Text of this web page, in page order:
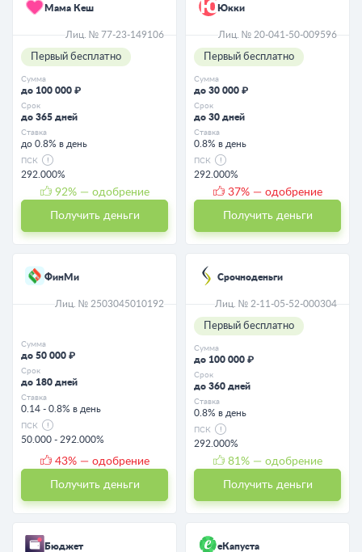
Мама Кеш
Лиц. № 77-23-149106
Первый бесплатно
Сумма
до 100 000 ₽
Срок
до 365 дней
Ставка
до 0.8% в день
ПСК
292.000%
92% — одобрение
Получить деньги
Юкки
Лиц. № 20-041-50-009596
Первый бесплатно
Сумма
до 30 000 ₽
Срок
до 30 дней
Ставка
0.8% в день
ПСК
292.000%
37% — одобрение
Получить деньги
ФинМи
Лиц. № 2503045010192
Сумма
до 50 000 ₽
Срок
до 180 дней
Ставка
0.14 - 0.8% в день
ПСК
50.000 - 292.000%
43% — одобрение
Получить деньги
Срочноденьги
Лиц. № 2-11-05-52-000304
Первый бесплатно
Сумма
до 100 000 ₽
Срок
до 360 дней
Ставка
0.8% в день
ПСК
292.000%
81 % — одобрение
Получить деньги
Бюджет еКапуста